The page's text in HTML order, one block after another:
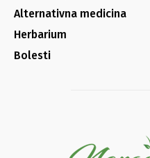
Alternativna medicina
Herbarium
Bolesti